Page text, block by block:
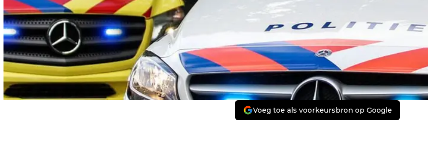
Voeg toe als voorkeursbron op Google